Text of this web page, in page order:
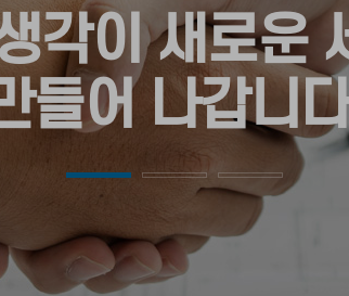
각이 새로운
들어 나갑니